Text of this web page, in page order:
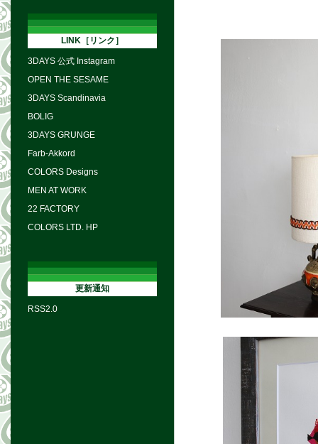
LINK［リンク］
3DAYS 公式 Instagram
OPEN THE SESAME
3DAYS Scandinavia
BOLIG
3DAYS GRUNGE
Farb-Akkord
COLORS Designs
MEN AT WORK
22 FACTORY
COLORS LTD. HP
更新通知
RSS2.0